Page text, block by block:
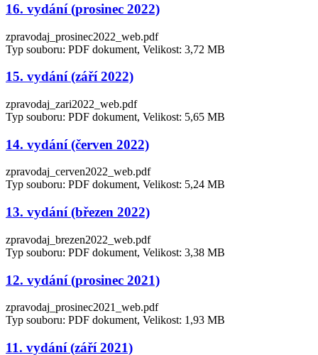
16. vydání (prosinec 2022)
zpravodaj_prosinec2022_web.pdf
Typ souboru: PDF dokument, Velikost: 3,72 MB
15. vydání (září 2022)
zpravodaj_zari2022_web.pdf
Typ souboru: PDF dokument, Velikost: 5,65 MB
14. vydání (červen 2022)
zpravodaj_cerven2022_web.pdf
Typ souboru: PDF dokument, Velikost: 5,24 MB
13. vydání (březen 2022)
zpravodaj_brezen2022_web.pdf
Typ souboru: PDF dokument, Velikost: 3,38 MB
12. vydání (prosinec 2021)
zpravodaj_prosinec2021_web.pdf
Typ souboru: PDF dokument, Velikost: 1,93 MB
11. vydání (září 2021)